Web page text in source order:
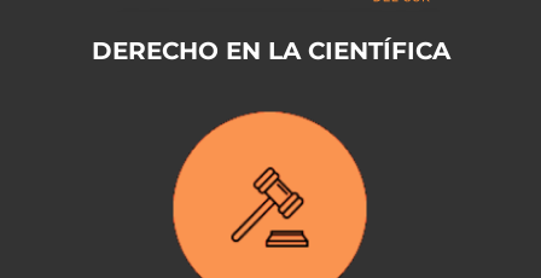
DERECHO EN LA CIENTÍFICA